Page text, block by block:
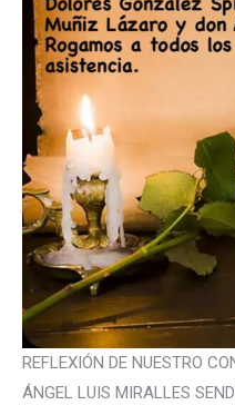
REFLEXIÓN DE NUESTRO
ÁNGEL LUIS MIRALLES